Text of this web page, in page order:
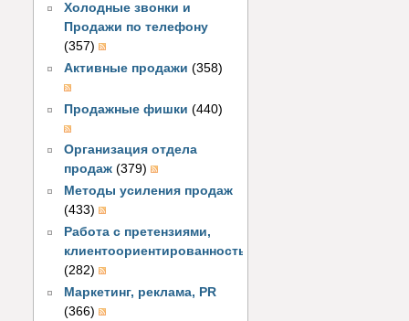
Холодные звонки и
Продажи по телефону
(357)
Активные продажи (358)
Продажные фишки (440)
Организация отдела
продаж (379)
Методы усиления продаж
(433)
Работа с претензиями,
клиентоориентированность
(282)
Маркетинг, реклама, PR
(366)